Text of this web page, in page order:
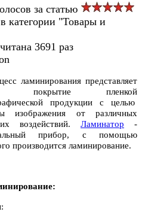
за статью
категории "Товары и
3691 раз
ламинирования представляет
покрытие пленкой
продукции с целью
изображения от различных
воздействий. Ламинатор -
прибор, с помощью
производится ламинирование.